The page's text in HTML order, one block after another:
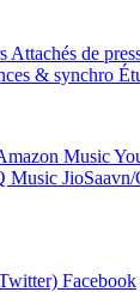
Attachés de
& synchro
Music
Music JioSaavn/
Facebook